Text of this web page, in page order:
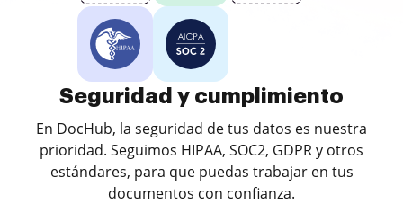
Seguridad y cumplimiento
En DocHub, la seguridad de tus datos es nuestra
prioridad. Seguimos HIPAA, SOC2, GDPR y otros
estándares, para que puedas trabajar en tus
documentos con confianza.